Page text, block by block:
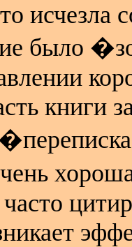
исчезла
было
книги